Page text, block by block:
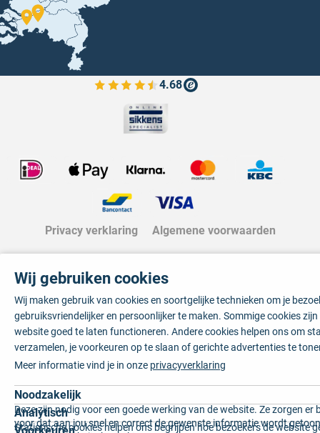
4.68
Bekijk de verfplaza beoordelingen
Privacy verklaring Algemene voorwaarden
Wij gebruiken cookies
Wij maken gebruik van cookies en soortgelijke technieken om je
gebruiksvriendelijker en persoonlijker te maken. Sommige cookies
website goed te laten functioneren. Andere cookies helpen ons om
verzamelen, je voorkeuren op te slaan of gerichte advertenties te
Meer informatie vind je in onze privacyverklaring
Noodzakelijk
Deze zijn nodig voor een goede werking van de website. Ze zorgen er
voor dat aan jou snel en correct de gewenste informatie wordt
Analytisch
Statistische cookies helpen ons begrijpen hoe bezoekers de website
Voorkeuren